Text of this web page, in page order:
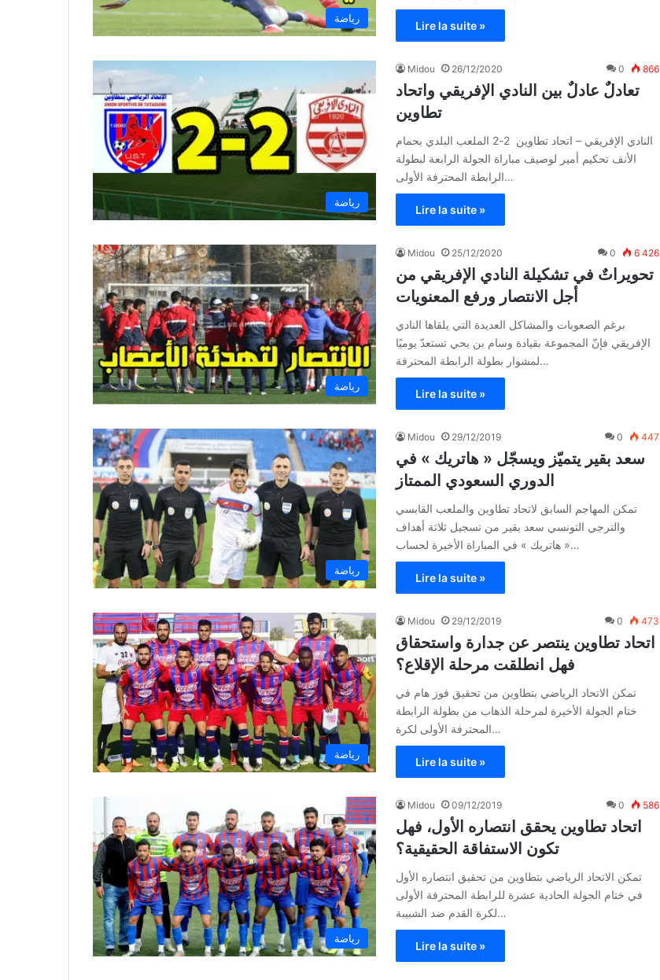
رياضة
Lire la suite »
رياضة
Midou 26/12/2020 0 866
تعادلٌ عادلٌ بين النادي الإفريقي واتحاد
تطاوين
النادي الإفريقي – اتحاد تطاوين 2-2 الملعب البلدي بحمام
الأنف تحكيم أمير لوصيف مباراة الجولة الرابعة لبطولة
الرابطة المحترفة الأولى…
Lire la suite »
رياضة
Midou 25/12/2020 0 6 426
تحويراتٌ في تشكيلة النادي الإفريقي من
أجل الانتصار ورفع المعنويات
برغم الصعوبات والمشاكل العديدة التي يلقاها النادي
الإفريقي فإنّ المجموعة بقيادة وسام بن يحي تستعدّ يوميًا
لمشوار بطولة الرابطة المحترفة…
Lire la suite »
رياضة
Midou 29/12/2019 0 447
سعد بقير يتميّز ويسجّل « هاتريك » في
الدوري السعودي الممتاز
تمكن المهاجم السابق لاتحاد تطاوين والملعب القابسي
والترجي التونسي سعد بقير من تسجيل ثلاثة أهداف
« هاتريك » في المباراة الأخيرة لحساب…
Lire la suite »
رياضة
Midou 29/12/2019 0 473
اتحاد تطاوين ينتصر عن جدارة واستحقاق
فهل انطلقت مرحلة الإقلاع؟
تمكن الاتحاد الرياضي بتطاوين من تحقيق فوز هام في
ختام الجولة الأخيرة لمرحلة الذهاب من بطولة الرابطة
المحترفة الأولى لكرة…
Lire la suite »
رياضة
Midou 09/12/2019 0 586
اتحاد تطاوين يحقق انتصاره الأول، فهل
تكون الاستفاقة الحقيقية؟
تمكن الاتحاد الرياضي بتطاوين من تحقيق انتصاره الأول
في ختام الجولة الحادية عشرة للرابطة المحترفة الأولى
لكرة القدم ضد الشبيبة…
Lire la suite »